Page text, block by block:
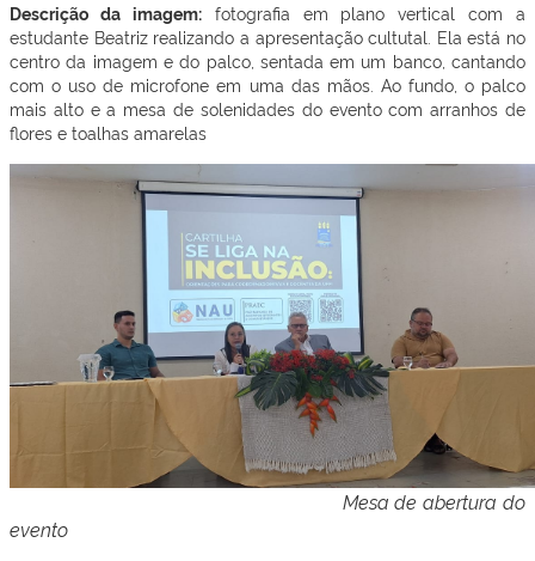
Descrição da imagem:fotografia em plano vertical com a
estudante Beatriz realizando a apresentação cultutal. Ela está no
centro da imagem e do palco, sentada em um banco, cantando
com o uso de microfone em uma das mãos. Ao fundo, o palco
mais alto e a mesa de solenidades do evento com arranhos de
flores e toalhas amarelas
Mesa de abertura do
evento